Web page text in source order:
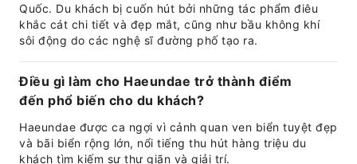
Quốc. Du khách bị cuốn hút bởi những tác phẩm điêu
khắc cát chi tiết và đẹp mắt, cũng như bầu không khí
sôi động do các nghệ sĩ đường phố tạo ra.
Điều gì làm cho Haeundae trở thành điểm
đến phổ biến cho du khách?
Haeundae được ca ngợi vì cảnh quan ven biển tuyệt đẹp
và bãi biển rộng lớn, nổi tiếng thu hút hàng triệu du
khách tìm kiếm sự thư giãn và giải trí.